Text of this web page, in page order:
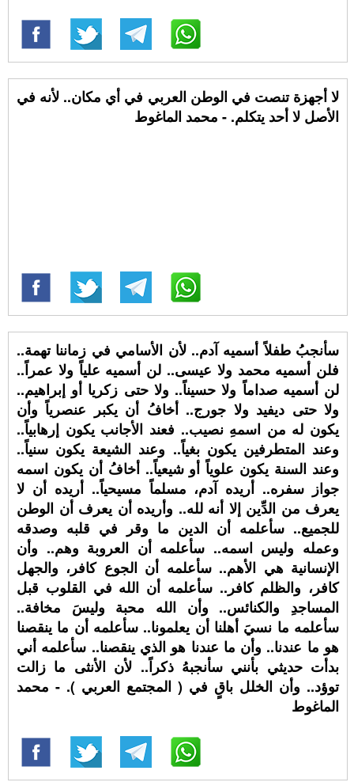
لا أجهزة تنصت في الوطن العربي في أي مكان.. لأنه في
الأصل لا أحد يتكلم. - محمد الماغوط
سأنجبُ طفلاً أسميه آدم.. لأن الأسامي في زماننا تهمة..
فلن أسميه محمد ولا عيسى.. لن أسميه علياً ولا عمراً..
لن أسميه صداماً ولا حسيناً.. ولا حتى زكريا أو إبراهيم..
ولا حتى ديفيد ولا جورج.. أخافُ أن يكبر عنصرياً وأن
يكون له من اسمهِ نصيب.. فعند الأجانب يكون إرهابياً..
وعند المتطرفين يكون بغياً.. وعند الشيعة يكون سنياً..
وعند السنة يكون علوياً أو شيعياً.. أخافُ أن يكون اسمه
جواز سفره.. أريده آدم، مسلماً مسيحياً.. أريده أن لا
يعرف من الدِّين إلا أنه لله.. وأريده أن يعرف أن الوطن
للجميع.. سأعلمه أن الدين ما وقر في قلبه وصدقه
وعمله وليس اسمه.. سأعلمه أن العروبة وهم.. وأن
الإنسانية هي الأهم.. سأعلمه أن الجوع كافر، والجهل
كافر، والظلم كافر.. سأعلمه أن الله في القلوب قبل
المساجدِ والكنائس.. وأن الله محبة وليسَ مخافة..
سأعلمه ما نسيَ أهلنا أن يعلمونا.. سأعلمه أن ما ينقصنا
هو ما عندنا.. وأن ما عندنا هو الذي ينقصنا.. سأعلمه أني
بدأت حديثي بأنني سأنجبهُ ذكراً.. لأن الأنثى ما زالت
توؤد.. وأن الخلل باقٍ في ( المجتمع العربي ). - محمد
الماغوط